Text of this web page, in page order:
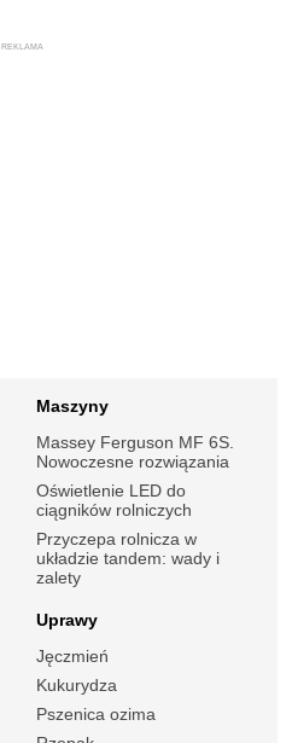
REKLAMA
Maszyny
Massey Ferguson MF 6S.
Nowoczesne rozwiązania
Oświetlenie LED do
ciągników rolniczych
Przyczepa rolnicza w
układzie tandem: wady i
zalety
Uprawy
Jęczmień
Kukurydza
Pszenica ozima